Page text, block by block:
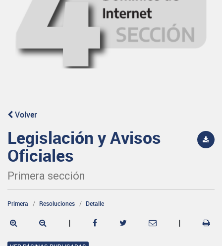
Volver
Legislación y Avisos
Oficiales
Primera sección
Primera Resoluciones Detalle
| |